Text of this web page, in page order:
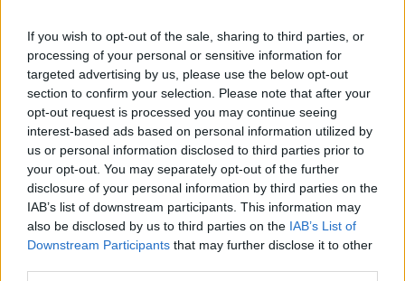
If you wish to opt-out of the sale, sharing to third parties, or
processing of your personal or sensitive information for
targeted advertising by us, please use the below opt-out
section to confirm your selection. Please note that after your
opt-out request is processed you may continue seeing
interest-based ads based on personal information utilized by
us or personal information disclosed to third parties prior to
your opt-out. You may separately opt-out of the further
disclosure of your personal information by third parties on the
IAB’s list of downstream participants. This information may
also be disclosed by us to third parties on the IAB’s List of
Downstream Participants that may further disclose it to other
Aukció ideje: 17:00
Aukció helye: BÁV online aukció
Eladó adatai
Eladó:BÁV ART Aukciósház és
Galéria
Cím: BÁV ZRt.
1027 Budapest, Csalogány u.
23-33.